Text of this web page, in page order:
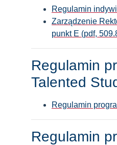
Regulamin
Zarządzenie
punkt E (pdf,
Regulamin
Talented
Regulamin
Regulamin